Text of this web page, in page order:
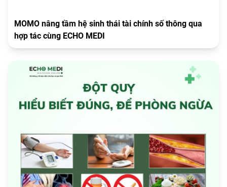
MOMO nâng tầm hệ sinh thái tài chính số thông qua
hợp tác cùng ECHO MEDI